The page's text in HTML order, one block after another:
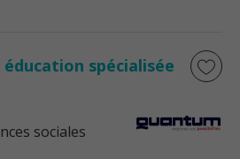
spécialisée
sociales